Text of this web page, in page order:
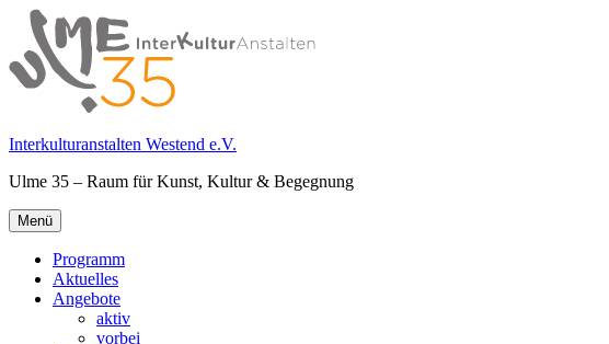
Springe
zum
Inhalt
Interkulturanstalten Westend e.V.
Ulme 35 – Raum für Kunst, Kultur & Begegnung
Primäres
Menü
Menü
Programm
Aktuelles
Angebote
aktiv
vorbei